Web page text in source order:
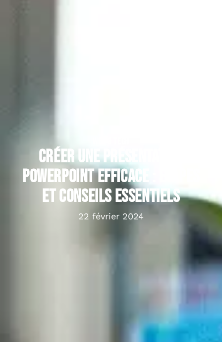
Créer une présentation
PowerPoint efficace : étapes
et conseils essentiels
22 février 2024